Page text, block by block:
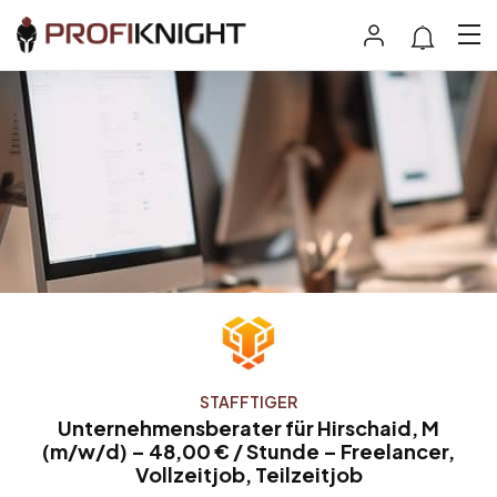
STAFFTIGER
Unternehmensberater für Hirschaid, M
(m/w/d) – 48,00 € / Stunde – Freelancer,
Vollzeitjob, Teilzeitjob